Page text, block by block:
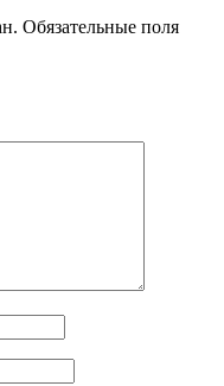
Обязательные поля